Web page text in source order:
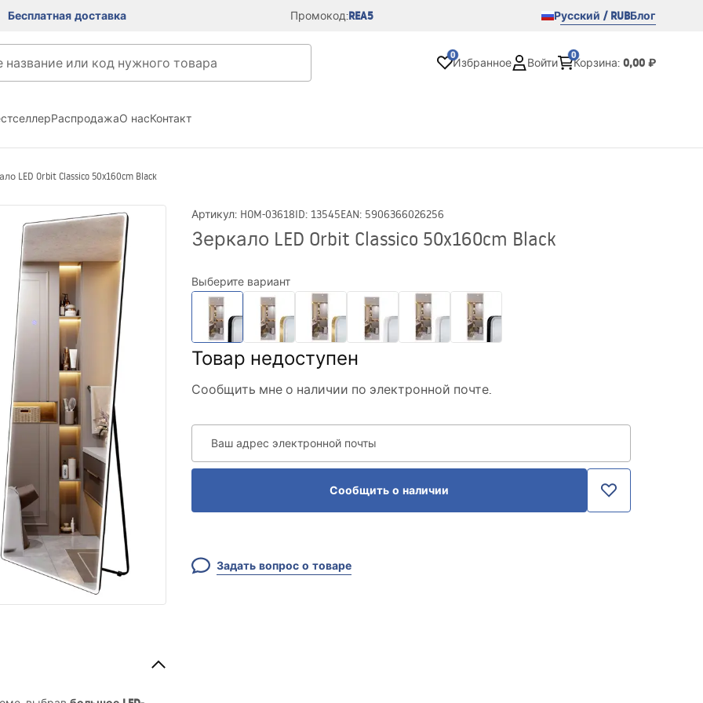
Бесплатная доставка Промокод:REA5 Русский / RUBБлог
0
Избранное Войти
0
Корзина: 0,00 ₽
РаспродажаО насКонтакт
LED Orbit Classico 50x160cm Black
Артикул: HOM-03618ID: 13545EAN: 5906366026256
Зеркало LED Orbit Classico 50x160cm Black
Выберите вариант
Товар недоступен
Сообщить мне о наличии по электронной почте.
Ваш адрес электронной почты
Сообщить о наличии
Задать вопрос о товаре